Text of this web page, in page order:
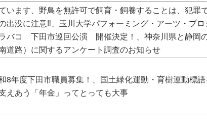
います、野鳥を無許可で飼育・飼養することは、犯罪
出没に注意‼、玉川大学パフォーミング・アーツ・プロ
バコ 下田市巡回公演 開催決定！、神奈川県と静岡
道路）に関するアンケート調査のお知らせ
8年度下田市職員募集！、国土緑化運動・育樹運動標
えあう「年金」ってとっても大事